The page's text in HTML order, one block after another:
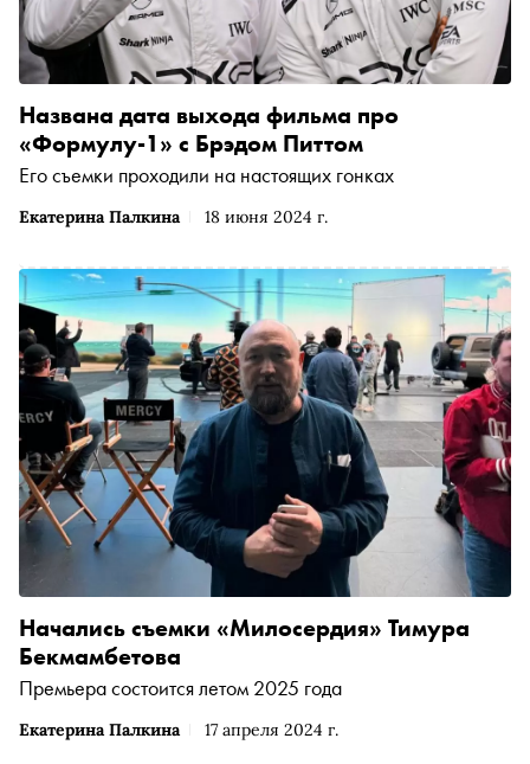
Екатерина Палкина 18 июня 2024 г.
Названа дата выхода фильма про
«Формулу-1» с Брэдом Питтом
Его съемки проходили на настоящих гонках
Екатерина Палкина 17 апреля 2024 г.
Начались съемки «Милосердия» Тимура
Бекмамбетова
Премьера состоится летом 2025 года